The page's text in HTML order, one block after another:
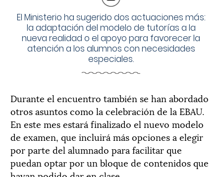
El Ministerio ha sugerido dos actuaciones más:
la adaptación del modelo de tutorías a la
nueva realidad o el apoyo para favorecer la
atención a los alumnos con necesidades
especiales.
Durante el encuentro también se han abordado
otros asuntos como la celebración de la EBAU.
En este mes estará finalizado el nuevo modelo
de examen, que incluirá más opciones a elegir
por parte del alumnado para facilitar que
puedan optar por un bloque de contenidos que